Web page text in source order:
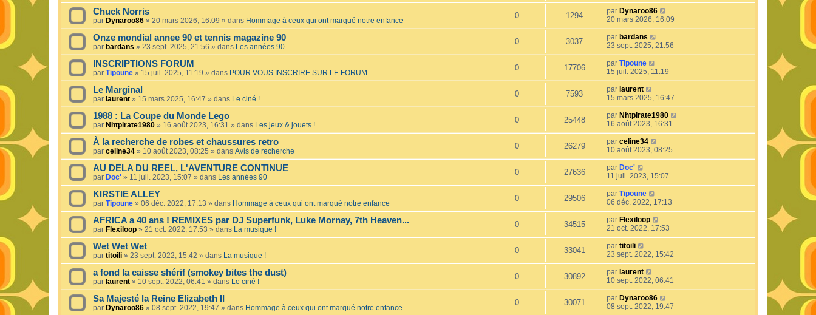
Chuck Norris
par Dynaroo86 » 20 mars 2026, 16:09 » dans Hommage à ceux qui ont marqué notre enfance
0 1294 par Dynaroo86
20 mars 2026, 16:09
Onze mondial annee 90 et tennis magazine 90
par bardans » 23 sept. 2025, 21:56 » dans Les années 90
0 3037 par bardans
23 sept. 2025, 21:56
INSCRIPTIONS FORUM
par Tipoune » 15 juil. 2025, 11:19 » dans POUR VOUS INSCRIRE SUR LE FORUM
0 17706 par Tipoune
15 juil. 2025, 11:19
Le Marginal
par laurent » 15 mars 2025, 16:47 » dans Le ciné !
0 7593 par laurent
15 mars 2025, 16:47
1988 : La Coupe du Monde Lego
par Nhtpirate1980 » 16 août 2023, 16:31 » dans Les jeux & jouets !
0 25448 par Nhtpirate1980
16 août 2023, 16:31
À la recherche de robes et chaussures retro
par celine34 » 10 août 2023, 08:25 » dans Avis de recherche
0 26279 par celine34
10 août 2023, 08:25
AU DELA DU REEL, L'AVENTURE CONTINUE
par Doc' » 11 juil. 2023, 15:07 » dans Les années 90
0 27636 par Doc'
11 juil. 2023, 15:07
KIRSTIE ALLEY
par Tipoune » 06 déc. 2022, 17:13 » dans Hommage à ceux qui ont marqué notre enfance
0 29506 par Tipoune
06 déc. 2022, 17:13
AFRICA a 40 ans ! REMIXES par DJ Superfunk, Luke Mornay, 7th Heaven...
par Flexiloop » 21 oct. 2022, 17:53 » dans La musique !
0 34515 par Flexiloop
21 oct. 2022, 17:53
Wet Wet Wet
par titoili » 23 sept. 2022, 15:42 » dans La musique !
0 33041 par titoili
23 sept. 2022, 15:42
a fond la caisse shérif (smokey bites the dust)
par laurent » 10 sept. 2022, 06:41 » dans Le ciné !
0 30892 par laurent
10 sept. 2022, 06:41
Sa Majesté la Reine Elizabeth II
par Dynaroo86 » 08 sept. 2022, 19:47 » dans Hommage à ceux qui ont marqué notre enfance
0 30071 par Dynaroo86
08 sept. 2022, 19:47